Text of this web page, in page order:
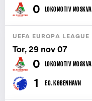
0 LOKOMOTIV MOSKVA
UEFA EUROPA LEAGUE
Tor, 29 nov 07
0 LOKOMOTIV MOSKVA
1 F.C. KØBENHAVN